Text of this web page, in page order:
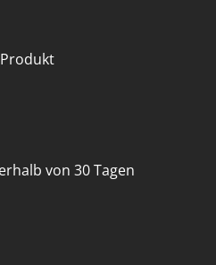
von 30 Tagen